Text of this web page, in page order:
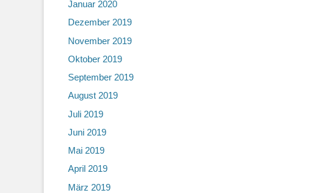
Januar 2020
Dezember 2019
November 2019
Oktober 2019
September 2019
August 2019
Juli 2019
Juni 2019
Mai 2019
April 2019
März 2019